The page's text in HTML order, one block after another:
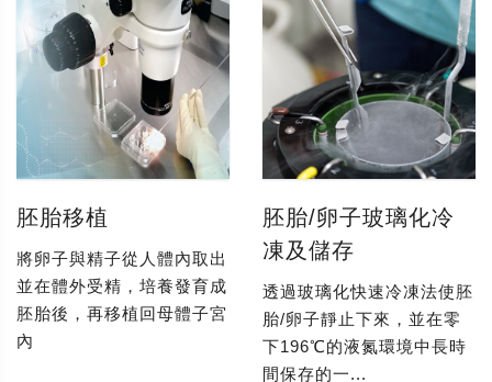
胚胎移植
將卵子與精子從人體內取出
並在體外受精，培養發育成
胚胎後，再移植回母體子宮
內
胚胎/卵子玻璃化冷
凍及儲存
透過玻璃化快速冷凍法使胚
胎/卵子靜止下來，並在零
下196℃的液氮環境中長時
間保存的一...